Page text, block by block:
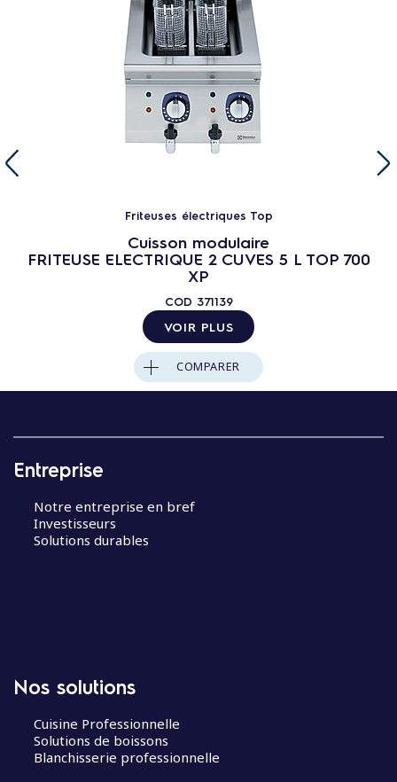
Friteuses électriques Top
Cuisson modulaire
FRITEUSE ELECTRIQUE 2 CUVES 5 L TOP 700
XP
COD 371139
VOIR PLUS
COMPARER
Entreprise
Notre entreprise en bref
Investisseurs
Solutions durables
Nos solutions
Cuisine Professionnelle
Solutions de boissons
Blanchisserie professionnelle